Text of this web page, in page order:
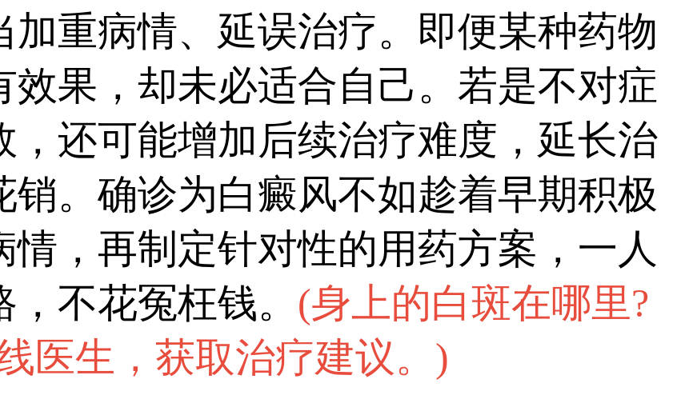
重病情、延误治疗。即便某种药物
效果，却未必适合自己。若是不对症
，还可能增加后续治疗难度，延长治
。确诊为白癜风不如趁着早期积极
，再制定针对性的用药方案，一人
不花冤枉钱。 (身上的白斑在哪里?
医生，获取治疗建议。 )